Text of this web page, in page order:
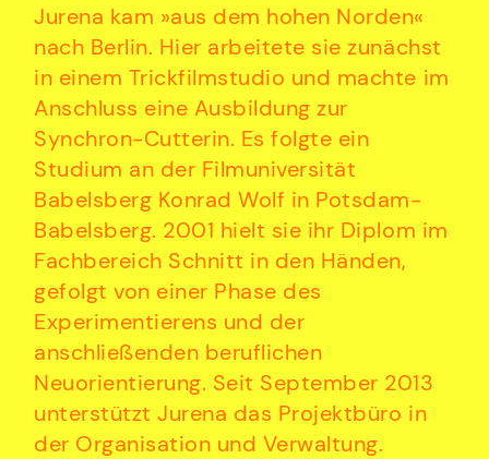
Jurena kam »aus dem hohen Norden«
nach Berlin. Hier arbeitete sie zunächst
in einem Trickfilmstudio und machte im
Anschluss eine Ausbildung zur
Synchron-Cutterin. Es folgte ein
Studium an der Filmuniversität
Babelsberg Konrad Wolf in Potsdam-
Babelsberg. 2001 hielt sie ihr Diplom im
Fachbereich Schnitt in den Händen,
gefolgt von einer Phase des
Experimentierens und der
anschließenden beruflichen
Neuorientierung. Seit September 2013
unterstützt Jurena das Projektbüro in
der Organisation und Verwaltung.